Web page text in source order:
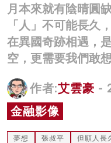
商業
科技
名家榜
灼見活動
月本來就有陰晴圓
「人」不可能長久
在異國奇跡相遇，
空，更需要我們敢想
作者:艾雲豪 -
金融影像
夢想 張叔平 但願人長